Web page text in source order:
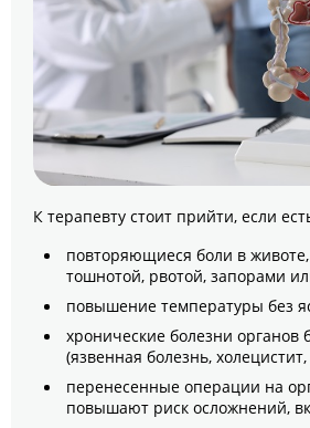
К терапевту стоит прийти, если
повторяющиеся боли в
тошнотой, рвотой, запорами
повышение температуры без
хронические болезни
(язвенная болезнь,
перенесенные операции на
повышают риск осложнений,